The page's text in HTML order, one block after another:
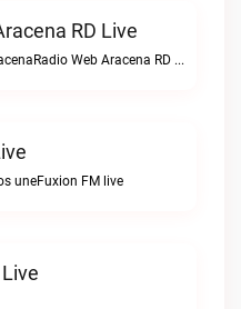
RD Live
La alegria Con AracenaRadio Web Aracena RD live
uneFuxion FM live